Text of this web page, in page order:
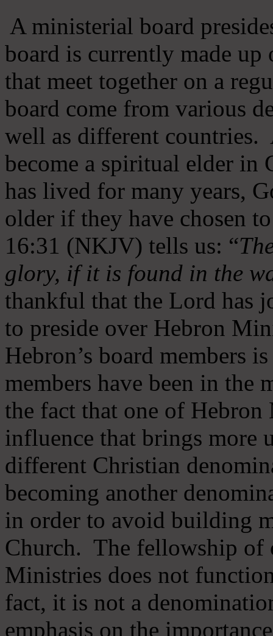
A ministerial board
board is currently made
that meet together on a
board come from various
well as different countries.
become a spiritual elder in
has lived for many years,
older if they have chosen
16:31 (NKJV) tells us: “
glory, if it is found in the
thankful that the Lord has
to preside over Hebron
Hebron’s board members
members have been in
the fact that one of
influence that brings more
different Christian
becoming another
in order to avoid building
Church. The fellowship of
Ministries does not
fact, it is not a
emphasis on the